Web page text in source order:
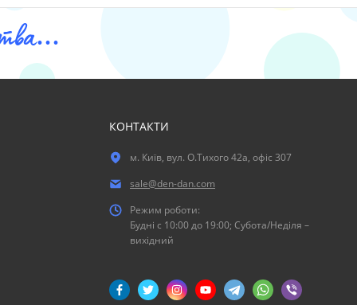
КОНТАКТИ
м. Київ, вул. О.Тихого 42а, офіс 307
sale@den-dan.com
Режим роботи:
Будні c 10:00 до 19:00; Субота/Неділя –
вихідний